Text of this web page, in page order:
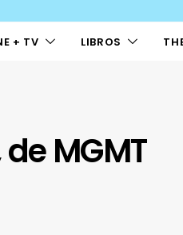
+ TV LIBROS
MGMT